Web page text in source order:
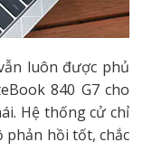
luôn được phủ
840 G7 cho
Hệ thống cử chỉ
phản hồi tốt, chắc